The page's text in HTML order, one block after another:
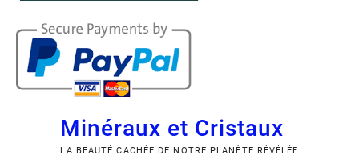
Minéraux et Cristaux
LA BEAUTÉ CACHÉE DE NOTRE PLANÈTE RÉVÉLÉE